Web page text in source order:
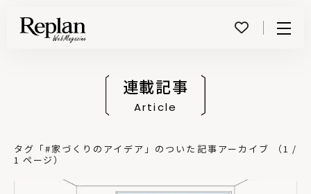
連載記事
Article
タグ「#家づくりのアイデア」のついた記事アーカイブ （1 /
1 ページ）